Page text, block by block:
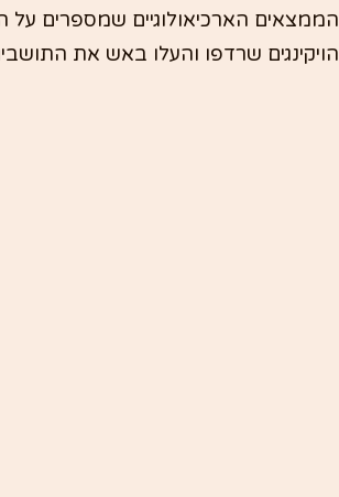
הממצאים הארכיאולוגיים שמספרים על
הויקינגים שרדפו והעלו באש את